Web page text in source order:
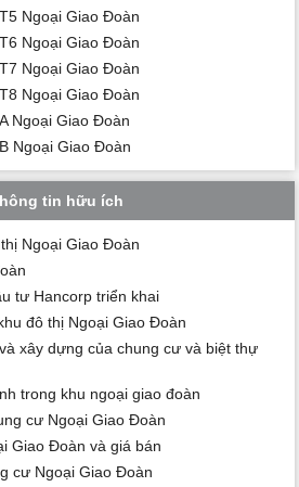
Ngoại Giao Đoàn
Ngoại Giao Đoàn
Ngoại Giao Đoàn
Ngoại Giao Đoàn
Ngoại Giao Đoàn
Ngoại Giao Đoàn
tin hữu ích
Ngoại Giao Đoàn
tư Hancorp triển khai
đô thị Ngoại Giao Đoàn
xây dựng của chung cư và biệt thự
trong khu ngoại giao đoàn
cư Ngoại Giao Đoàn
Giao Đoàn và giá bán
cư Ngoại Giao Đoàn